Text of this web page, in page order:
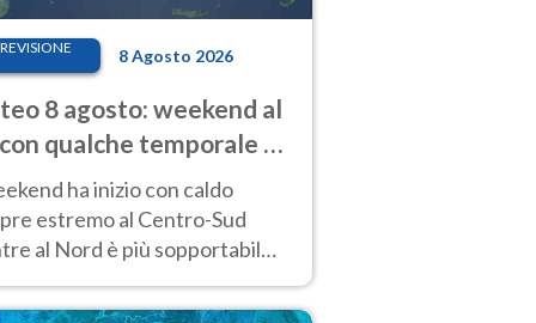
8 Agosto 2026
8 agosto: weekend al
qualche temporale e
estremo al Centro-Sud
ha inizio con caldo
estremo al Centro-Sud
al Nord è più sopportabile
sui rilievi.